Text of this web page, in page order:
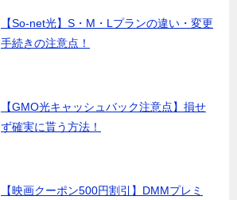
【So-net光】S・M・Lプランの違い・変更
手続きの注意点！
【GMO光キャッシュバック注意点】損せ
ず確実に貰う方法！
【映画クーポン500円割引】DMMプレミ